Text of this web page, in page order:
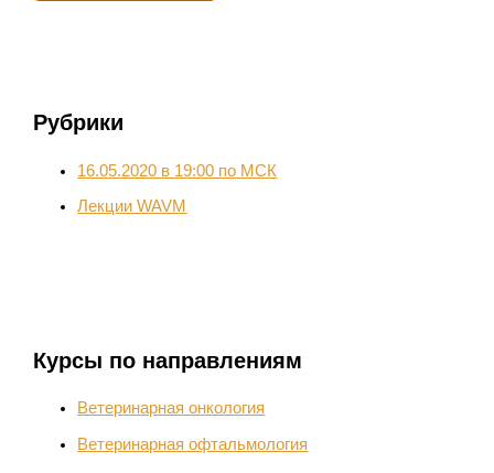
Рубрики
16.05.2020 в 19:00 по МСК
Лекции WAVM
Курсы по направлениям
Ветеринарная онкология
Ветеринарная офтальмология